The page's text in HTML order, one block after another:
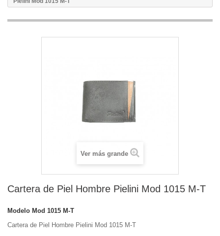
Ver más grande
Cartera de Piel Hombre Pielini Mod 1015 M-T
Modelo Mod 1015 M-T
Cartera de Piel Hombre Pielini Mod 1015 M-T